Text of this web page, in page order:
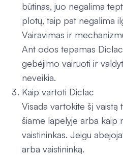
būtinas, juo negalima
plotų, taip pat negalima
Vairavimas ir
Ant odos tepamas
gebėjimo vairuoti ir
neveikia.
Kaip vartoti Diclac
Visada vartokite šį vaistą
šiame lapelyje arba kaip
vaistininkas. Jeigu
arba vaistininką.